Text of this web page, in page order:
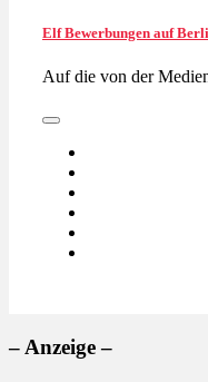
Elf Bewerbungen auf
Auf die von der
– Anzeige –